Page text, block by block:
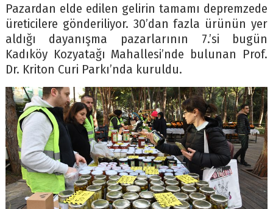
Pazardan elde edilen gelirin tamamı depremzede
üreticilere gönderiliyor. 30’dan fazla ürünün yer
aldığı dayanışma pazarlarının 7.’si bugün
Kadıköy Kozyatağı Mahallesi’nde bulunan Prof.
Dr. Kriton Curi Parkı’nda kuruldu.